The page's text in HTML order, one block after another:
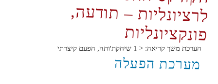
לרציונליות – תודעה,
פונקציונליות
הערכת משך קריאה: < 1 שיחקת'ותה, הפעם קיצרתי
מערכת הפעלה